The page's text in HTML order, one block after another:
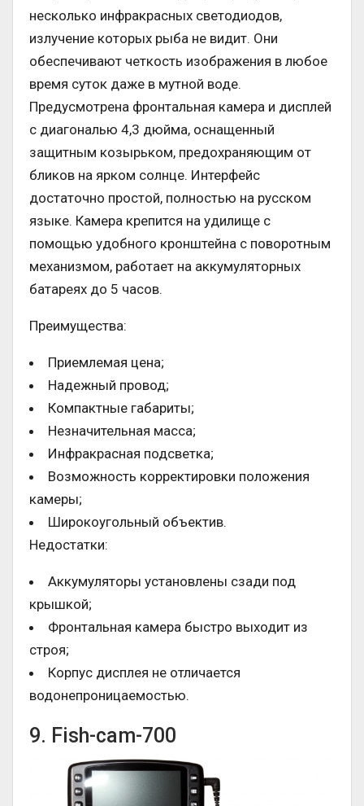
несколько инфракрасных светодиодов,
излучение которых рыба не видит. Они
обеспечивают четкость изображения в любое
время суток даже в мутной воде.
Предусмотрена фронтальная камера и дисплей
с диагональю 4,3 дюйма, оснащенный
защитным козырьком, предохраняющим от
бликов на ярком солнце. Интерфейс
достаточно простой, полностью на русском
языке. Камера крепится на удилище с
помощью удобного кронштейна с поворотным
механизмом, работает на аккумуляторных
батареях до 5 часов.
Преимущества:
Приемлемая цена;
Надежный провод;
Компактные габариты;
Незначительная масса;
Инфракрасная подсветка;
Возможность корректировки положения
камеры;
Широкоугольный объектив.
Недостатки:
Аккумуляторы установлены сзади под
крышкой;
Фронтальная камера быстро выходит из
строя;
Корпус дисплея не отличается
водонепроницаемостью.
9. Fish-cam-700